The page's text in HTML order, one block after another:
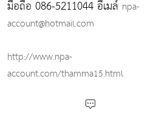
มือถือ 086-5211044 อีเมล์ npa-
account@hotmail.com
http://www.npa-
account.com/thamma15.html